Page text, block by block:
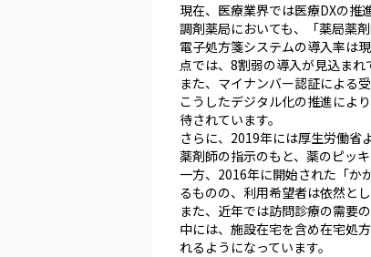
現在、医療業界では医療DXの推
調剤薬局においても、「薬局薬
電子処方箋システムの導入率は
点では、8割弱の導入が見込まれ
また、マイナンバー認証による
こうしたデジタル化の推進によ
待されています。
さらに、2019年には厚生労働省
薬剤師の指示のもと、薬のピッ
一方、2016年に開始された「か
るものの、利用希望者は依然と
また、近年では訪問診療の需要
中には、施設在宅を含め在宅処
れるようになっています。